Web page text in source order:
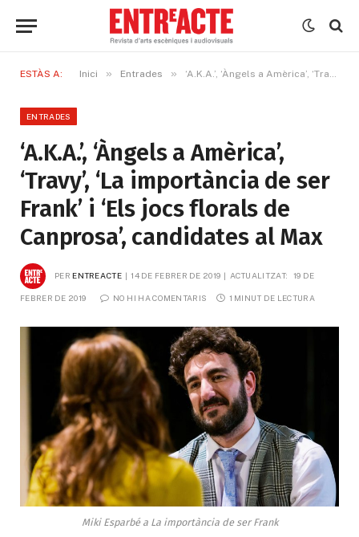
ESTÀS A: Inici » Entrades » ‘A.K.A.’, ‘Àngels a Amèrica’, ‘Travy’, ‘La importància de ser Frank’ i ‘Els jocs florals de Canprosa’, candidates al Max
ENTRADES
‘A.K.A.’, ‘Àngels a Amèrica’,
‘Travy’, ‘La importància de ser
Frank’ i ‘Els jocs florals de
Canprosa’, candidates al Max
PER ENTREACTE 14 DE FEBRER DE 2019 ACTUALITZAT: 19 DE
FEBRER DE 2019 NO HI HA COMENTARIS 1 MINUT DE LECTURA
Miki Esparbé a La importància de ser Frank